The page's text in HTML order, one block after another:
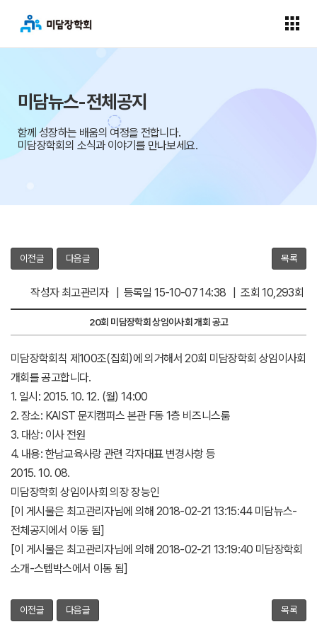
미담뉴스-전체공지
함께 성장하는 배움의 여정을 전합니다.
미담장학회의 소식과 이야기를 만나보세요.
이전글 다음글 목록
작성자 최고관리자 | 등록일 15-10-07 14:38 | 조회 10,293회
20회 미담장학회 상임이사회 개회 공고
미담장학회칙 제100조(집회)에 의거해서 20회 미담장학회 상임이사회
개회를 공고합니다.
1. 일시: 2015. 10. 12. (월) 14:00
2. 장소: KAIST 문지캠퍼스 본관 F동 1층 비즈니스룸
3. 대상: 이사 전원
4. 내용: 한남교육사랑 관련 각자대표 변경사항 등
2015. 10. 08.
미담장학회 상임이사회 의장 장능인
[이 게시물은 최고관리자님에 의해 2018-02-21 13:15:44 미담뉴스-
전체공지에서 이동 됨]
[이 게시물은 최고관리자님에 의해 2018-02-21 13:19:40 미담장학회
소개-스텝박스에서 이동 됨]
이전글 다음글 목록